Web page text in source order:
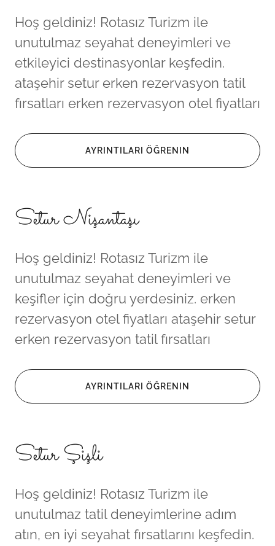
Hoş geldiniz! Rotasız Turizm ile
unutulmaz seyahat deneyimleri ve
etkileyici destinasyonlar keşfedin.
ataşehir setur erken rezervasyon tatil
fırsatları erken rezervasyon otel fiyatları
AYRINTILARI ÖĞRENIN
Setur Nişantaşı
Hoş geldiniz! Rotasız Turizm ile
unutulmaz seyahat deneyimleri ve
keşifler için doğru yerdesiniz. erken
rezervasyon otel fiyatları ataşehir setur
erken rezervasyon tatil fırsatları
AYRINTILARI ÖĞRENIN
Setur Şişli
Hoş geldiniz! Rotasız Turizm ile
unutulmaz tatil deneyimlerine adım
atın, en iyi seyahat fırsatlarını keşfedin.